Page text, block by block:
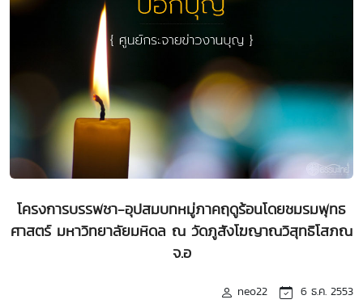
โครงการบรรพชา-อุปสมบทหมู่ภาคฤดูร้อนโดยชมรมพุทธ
ศาสตร์ มหาวิทยาลัยมหิดล ณ วัดภูสังโฆญาณวิสุทธิโสภณ
จ.อ
neo22 6 ธ.ค. 2553